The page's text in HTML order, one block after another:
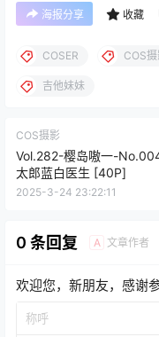
海报分享 收藏
COSER COS摄
吉他妹妹
COS摄影
Vol.282-樱岛嗷一-
太郎蓝白医生 [40P]
2025-3-24 23:22:11
0 条回复 A 文章作者
欢迎您，新朋友，感谢